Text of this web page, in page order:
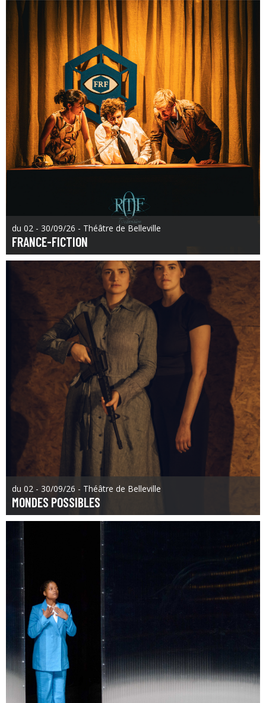
du 02 - 30/09/26 - Théâtre de Belleville
FRANCE-FICTION
du 02 - 30/09/26 - Théâtre de Belleville
MONDES POSSIBLES